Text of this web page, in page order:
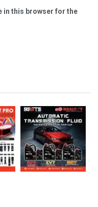
in this browser for the